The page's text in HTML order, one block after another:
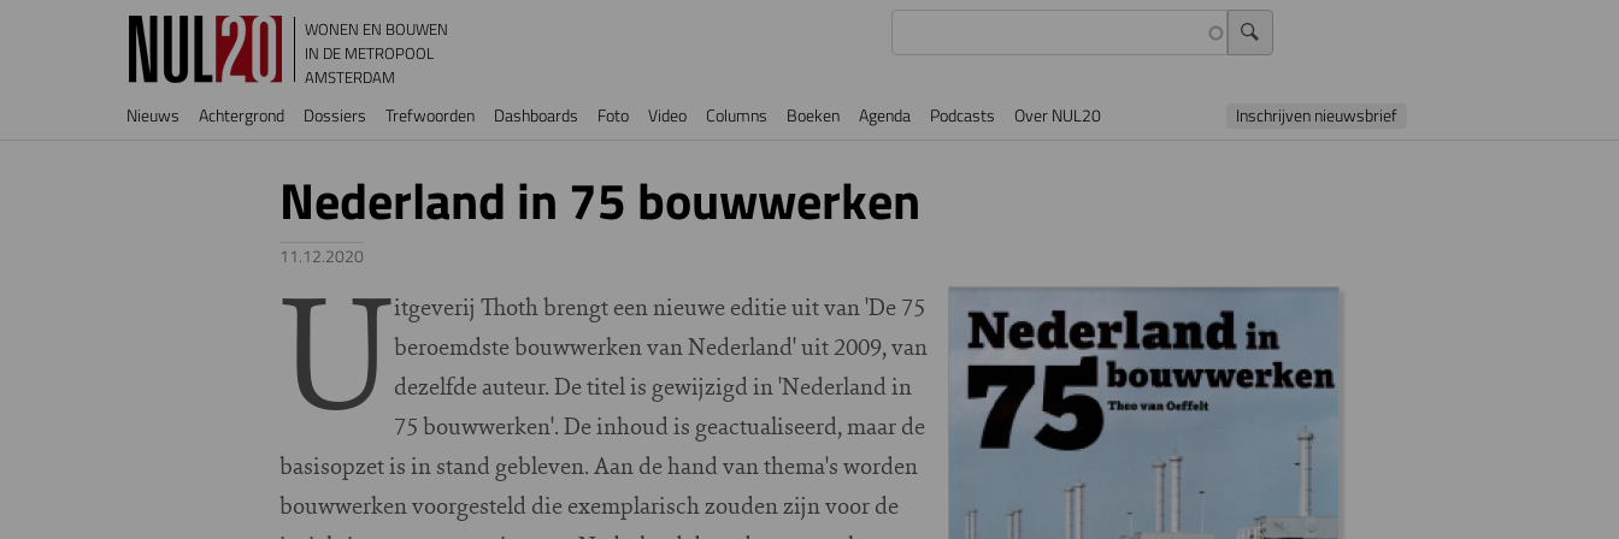
Overslaan en naar de inhoud gaan
WONEN EN BOUWEN
IN DE METROPOOL
AMSTERDAM
Hoofdnavigatie
Nieuws Achtergrond Dossiers Trefwoorden Dashboards Foto Video Columns Boeken Agenda Podcasts Over NUL20 Inschrijven nieuwsbrief
Nederland in 75 bouwwerken
11.12.2020
Uitgeverij Thoth brengt een nieuwe editie uit van 'De 75
beroemdste bouwwerken van Nederland' uit 2009, van
dezelfde auteur. De titel is gewijzigd in 'Nederland in
75 bouwwerken'. De inhoud is geactualiseerd, maar de
basisopzet is in stand gebleven. Aan de hand van thema's worden
bouwwerken voorgesteld die exemplarisch zouden zijn voor de